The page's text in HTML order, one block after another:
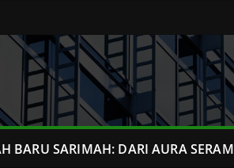
BARU SARIMAH: DARI AURA